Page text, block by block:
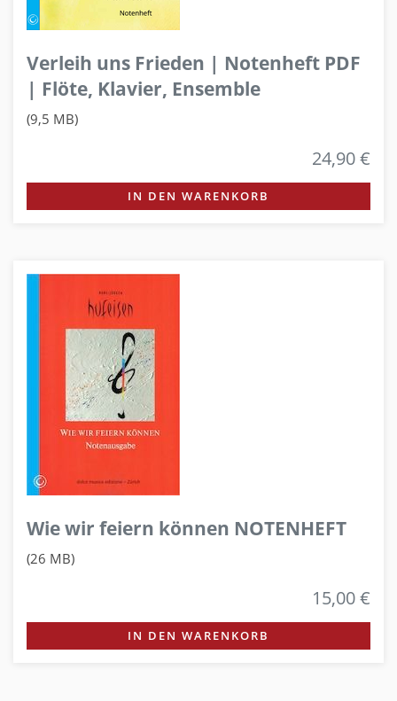
Verleih uns Frieden | Notenheft PDF
| Flöte, Klavier, Ensemble
(9,5 MB)
24,90 €
IN DEN WARENKORB
Wie wir feiern können NOTENHEFT
(26 MB)
15,00 €
IN DEN WARENKORB